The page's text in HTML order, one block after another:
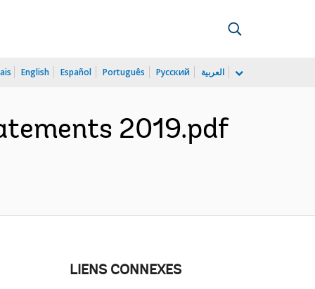
English Español Português Русский العربية
2019.pdf
LIENS CONNEXES